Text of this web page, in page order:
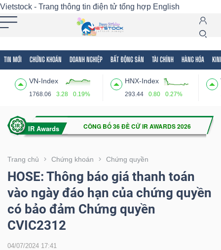
Vietstock - Trang thông tin điện tử tổng hợp English
TIN MỚI CHỨNG KHOÁN DOANH NGHIỆP BẤT ĐỘNG SẢN TÀI CHÍNH HÀNG HÓA
VN-Index
1768.06 3.28 0.19%
HNX-Index
293.44 0.80 0.27%
Trang chủ Chứng khoán Chứng quyền
HOSE: Thông báo giá thanh toán
vào ngày đáo hạn của chứng quyền
có bảo đảm Chứng quyền
CVIC2312
04/07/2024 17:41
Tất cả Tính năng Ngành Mã chứng khoán
Tính
(-)
VIETSTOCK
CHỨNG
KHOÁN